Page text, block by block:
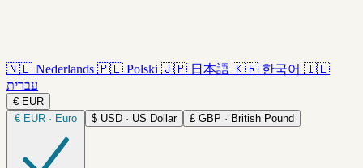
🇳🇱 Nederlands 🇵🇱 Polski 🇯🇵 日本語 🇰🇷 한국어 🇮🇱
עברית
€ EUR
€ EUR · Euro $ USD · US Dollar £ GBP · British Pound